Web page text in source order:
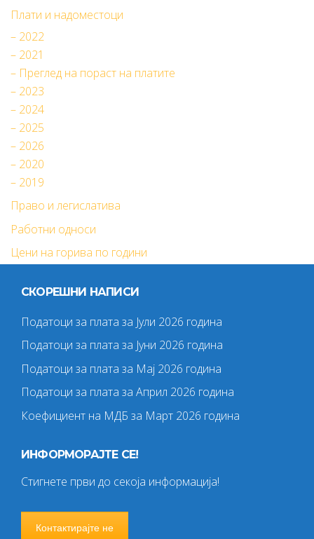
Плати и надоместоци
– 2022
– 2021
– Преглед на пораст на платите
– 2023
– 2024
– 2025
– 2026
– 2020
– 2019
Право и легислатива
Работни односи
Цени на горива по години
СКОРЕШНИ НАПИСИ
Податоци за плата за Јули 2026 година
Податоци за плата за Јуни 2026 година
Податоци за плата за Мај 2026 година
Податоци за плата за Април 2026 година
Коефициент на МДБ за Март 2026 година
ИНФОРМОРАЈТЕ СЕ!
Стигнете први до секоја информација!
Контактирајте не